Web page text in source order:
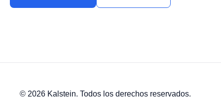
© 2026 Kalstein. Todos los derechos reservados.